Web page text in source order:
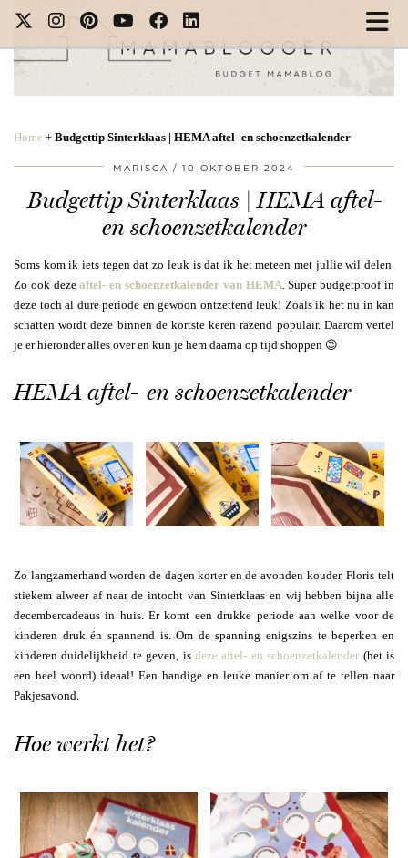
Home + Budgettip Sinterklaas | HEMA aftel- en schoenzetkalender
MARISCA 10 OKTOBER 2024
Budgettip Sinterklaas | HEMA aftel-
en schoenzetkalender
Soms kom ik iets tegen dat zo leuk is dat ik het meteen met jullie wil delen.
Zo ook dezeaftel- en schoenzetkalender van HEMA. Super budgetproof in
deze toch al dure periode en gewoon ontzettend leuk! Zoals ik het nu in kan
schatten wordt deze binnen de kortste keren razend populair. Daarom vertel
je er hieronder alles over en kun je hem daarna op tijd shoppen 😉
HEMA aftel- en schoenzetkalender
Zo langzamerhand worden de dagen korter en de avonden kouder. Floris telt
stiekem alweer af naar de intocht van Sinterklaas en wij hebben bijna alle
decembercadeaus in huis. Er komt een drukke periode aan welke voor de
kinderen druk én spannend is. Om de spanning enigszins te beperken en
kinderen duidelijkheid te geven, is deze aftel- en schoenzetkalender (het is
een heel woord) ideaal! Een handige en leuke manier om af te tellen naar
Pakjesavond.
Hoe werkt het?